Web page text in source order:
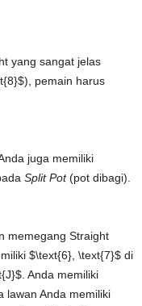
yang sangat jelas
), pemain harus
juga memiliki
Split Pot(pot dibagi).
memegang Straight
$\text{6}, \text{7}$ di
. Anda memiliki
lawan Anda memiliki